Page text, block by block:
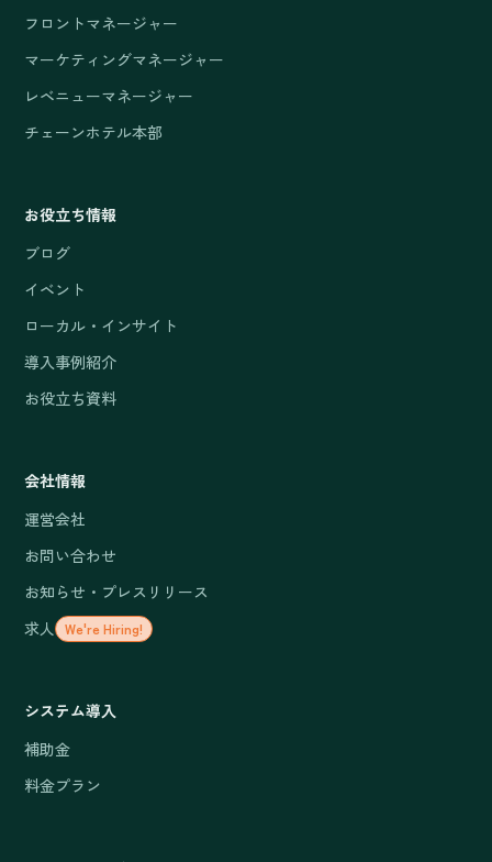
フロントマネージャー
マーケティングマネージャー
レベニューマネージャー
チェーンホテル本部
お役立ち情報
ブログ
イベント
ローカル・インサイト
導入事例紹介
お役立ち資料
会社情報
運営会社
お問い合わせ
お知らせ・プレスリリース
求人 We're Hiring!
システム導入
補助金
料金プラン